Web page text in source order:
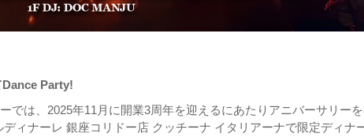
Dance Party!
では、2025年11月に開業3周年を迎えるにあたりアニバーサリー
ィナーレ 銀座コリドー店 クッチーナ イタリアーナで限定ディナ